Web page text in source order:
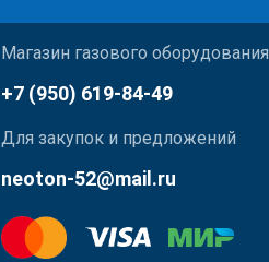
Магазин газового оборудования
+7 (950) 619-84-49
Для закупок и предложений
neoton-52@mail.ru